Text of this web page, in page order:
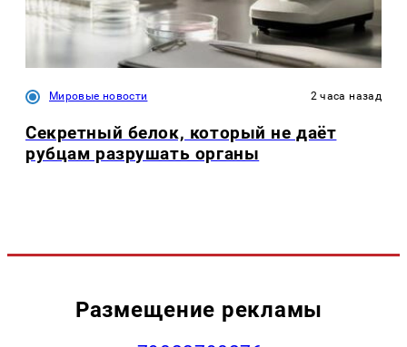
Мировые новости 2 часа назад
Секретный белок, который не даёт
рубцам разрушать органы
Размещение рекламы